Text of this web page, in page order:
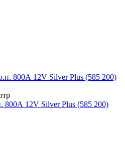
800А 12V Silver Plus (585 200)